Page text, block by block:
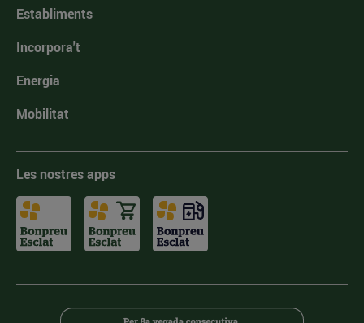
Establiments
Incorpora't
Energia
Mobilitat
Les nostres apps